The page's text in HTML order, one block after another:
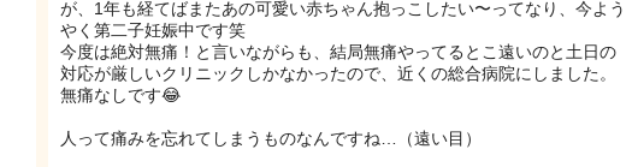
が、1年も経てばまたあの可愛い赤ちゃん抱っこしたい〜ってなり、今よう
やく第二子妊娠中です笑
今度は絶対無痛！と言いながらも、結局無痛やってるとこ遠いのと土日の
対応が厳しいクリニックしかなかったので、近くの総合病院にしました。
無痛なしです😂
人って痛みを忘れてしまうものなんですね…（遠い目）